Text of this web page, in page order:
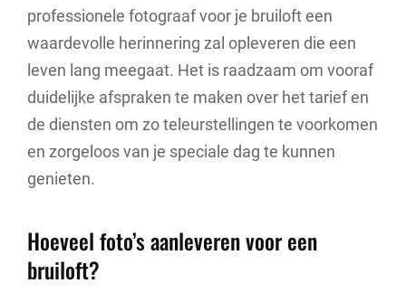
professionele fotograaf voor je bruiloft een
waardevolle herinnering zal opleveren die een
leven lang meegaat. Het is raadzaam om vooraf
duidelijke afspraken te maken over het tarief en
de diensten om zo teleurstellingen te voorkomen
en zorgeloos van je speciale dag te kunnen
genieten.
Hoeveel foto’s aanleveren voor een
bruiloft?